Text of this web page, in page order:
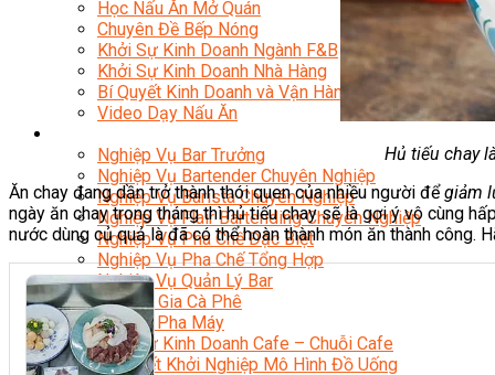
Học Nấu Ăn Mở Quán
Chuyên Đề Bếp Nóng
Khởi Sự Kinh Doanh Ngành F&B
Khởi Sự Kinh Doanh Nhà Hàng
Bí Quyết Kinh Doanh và Vận Hành Mô Hình Ẩm Thực
Video Dạy Nấu Ăn
Nghiệp Vụ Bar Trưởng
Nghiệp Vụ Bartender Chuyên Nghiệp
Nghiệp Vụ Barista Chuyên Nghiệp
Nghiệp Vụ Flair Bartending Chuyên Nghiệp
Nghiệp Vụ Pha Chế Đặc Biệt
Nghiệp Vụ Pha Chế Tổng Hợp
Nghiệp Vụ Quản Lý Bar
Chuyên Gia Cà Phê
Cà Phê Pha Máy
Khởi Sự Kinh Doanh Cafe – Chuỗi Cafe
Bí Quyết Khởi Nghiệp Mô Hình Đồ Uống
Hủ tiếu chay
Ăn chay đang dần trở thành thói quen của nhiều người đểgiảm
ngày ăn chay trong tháng thì hủ tiếu chay sẽ là gợi ý vô cùng
nước dùng củ quả là đã có thể hoàn thành món ăn thành công.